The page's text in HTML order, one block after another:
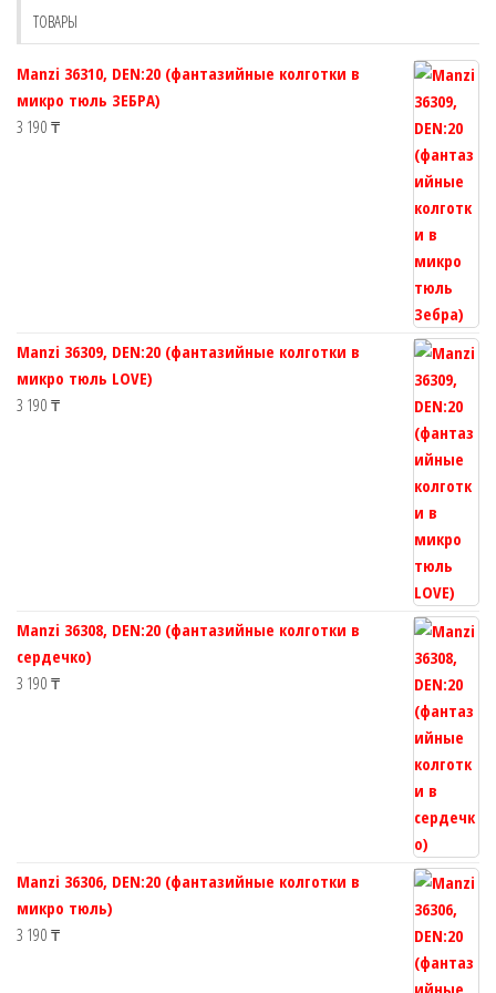
товара.
ТОВАРЫ
Manzi 36310, DEN:20 (фантазийные колготки в
микро тюль ЗЕБРА)
3 190 ₸
Manzi 36309, DEN:20 (фантазийные колготки в
микро тюль LOVE)
3 190 ₸
Manzi 36308, DEN:20 (фантазийные колготки в
сердечко)
3 190 ₸
Manzi 36306, DEN:20 (фантазийные колготки в
микро тюль)
3 190 ₸